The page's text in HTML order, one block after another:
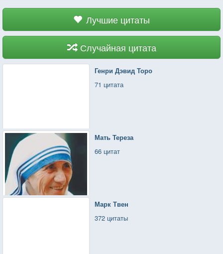
Лучшие цитаты
Случайная цитата
Генри Дэвид Торо
71 цитата
Мать Тереза
66 цитат
Марк Твен
372 цитаты